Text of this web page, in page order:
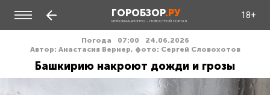
ГОРОБЗОР.РУ
ИНФОРМАЦИОННО - НОВОСТНОЙ ПОРТАЛ
18+
Погода 07:00
24.06.2026
Автор: Анастасия Вернер, фото: Сергей Словохотов
Башкирию накроют дожди и грозы